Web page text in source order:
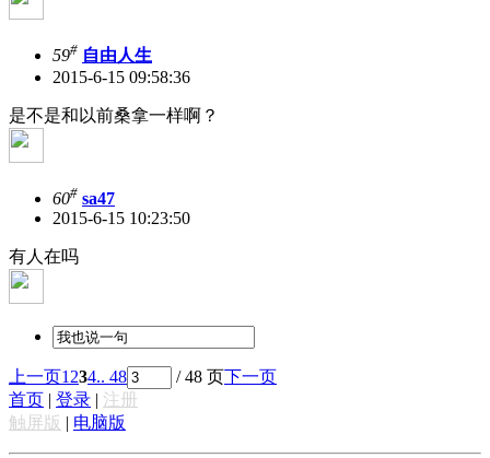
59# 自由人生
2015-6-15 09:58:36
是不是和以前桑拿一样啊？
60# sa47
2015-6-15 10:23:50
有人在吗
上一页1 234.. 48 / 48 页下一页
首页 | 登录 | 注册
触屏版 | 电脑版